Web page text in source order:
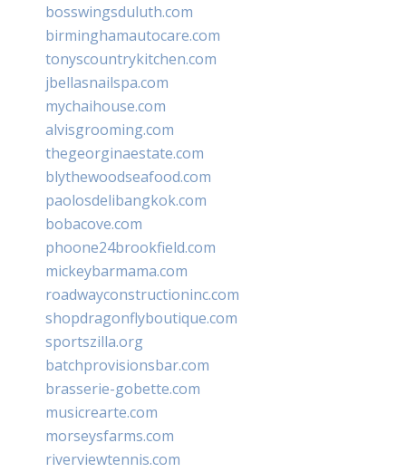
bosswingsduluth.com
birminghamautocare.com
tonyscountrykitchen.com
jbellasnailspa.com
mychaihouse.com
alvisgrooming.com
thegeorginaestate.com
blythewoodseafood.com
paolosdelibangkok.com
bobacove.com
phoone24brookfield.com
mickeybarmama.com
roadwayconstructioninc.com
shopdragonflyboutique.com
sportszilla.org
batchprovisionsbar.com
brasserie-gobette.com
musicrearte.com
morseysfarms.com
riverviewtennis.com